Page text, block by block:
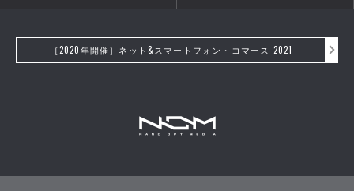
［2020年開催］ネット&スマートフォン・コマース 2021